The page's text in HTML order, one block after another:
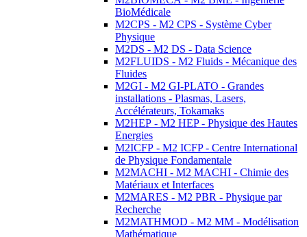
BioMédicale
M2CPS - M2 CPS - Système Cyber
Physique
M2DS - M2 DS - Data Science
M2FLUIDS - M2 Fluids - Mécanique des
Fluides
M2GI - M2 GI-PLATO - Grandes
installations - Plasmas, Lasers,
Accélérateurs, Tokamaks
M2HEP - M2 HEP - Physique des Hautes
Energies
M2ICFP - M2 ICFP - Centre International
de Physique Fondamentale
M2MACHI - M2 MACHI - Chimie des
Matériaux et Interfaces
M2MARES - M2 PBR - Physique par
Recherche
M2MATHMOD - M2 MM - Modélisation
Mathématique